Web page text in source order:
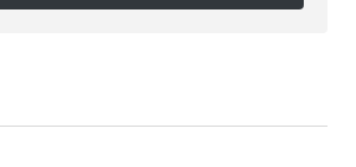
nas na Instagramie